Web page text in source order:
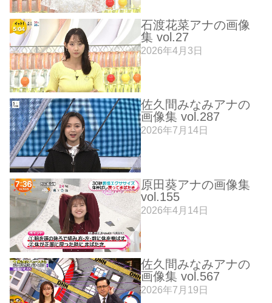
石渡花菜アナの画像
集 vol.27
2026年4月3日
佐久間みなみアナの
画像集 vol.287
2026年7月14日
原田葵アナの画像集
vol.155
2026年4月14日
佐久間みなみアナの
画像集 vol.567
2026年7月19日